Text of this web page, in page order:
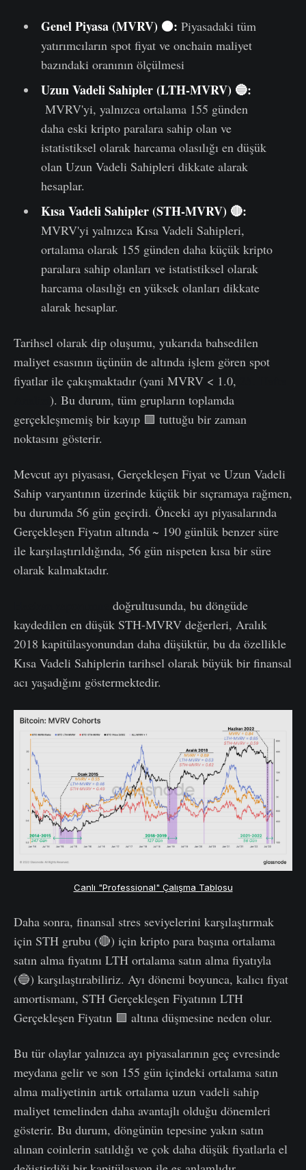
Genel Piyasa (MVRV) 🟠: Piyasadaki tüm
yatırımcıların spot fiyat ve onchain maliyet
bazındaki oranının ölçülmesi
Uzun Vadeli Sahipler (LTH-MVRV) 🔵:
MVRV'yi, yalnızca ortalama 155 günden
daha eski kripto paralara sahip olan ve
istatistiksel olarak harcama olasılığı en düşük
olan Uzun Vadeli Sahipleri dikkate alarak
hesaplar.
Kısa Vadeli Sahipler (STH-MVRV) 🔴:
MVRV'yi yalnızca Kısa Vadeli Sahipleri,
ortalama olarak 155 günden daha küçük kripto
paralara sahip olanları ve istatistiksel olarak
harcama olasılığı en yüksek olanları dikkate
alarak hesaplar.
Tarihsel olarak dip oluşumu, yukarıda bahsedilen
maliyet esasının üçünün de altında işlem gören spot
fiyatlar ile çakışmaktadır (yani MVRV < 1.0,
). Bu durum, tüm grupların toplamda
gerçekleşmemiş bir kayıp 🟪 tuttuğu bir zaman
noktasını gösterir.
Mevcut ayı piyasası, Gerçekleşen Fiyat ve Uzun Vadeli
Sahip varyantının üzerinde küçük bir sıçramaya rağmen,
bu durumda 56 gün geçirdi. Önceki ayı piyasalarında
Gerçekleşen Fiyatın altında ~ 190 günlük benzer süre
ile karşılaştırıldığında, 56 gün nispeten kısa bir süre
olarak kalmaktadır.
doğrultusunda, bu döngüde
kaydedilen en düşük STH-MVRV değerleri, Aralık
2018 kapitülasyonundan daha düşüktür, bu da özellikle
Kısa Vadeli Sahiplerin tarihsel olarak büyük bir finansal
acı yaşadığını göstermektedir.
Canlı "Professional" Çalışma Tablosu
Daha sonra, finansal stres seviyelerini karşılaştırmak
için STH grubu (🔴) için kripto para başına ortalama
satın alma fiyatını LTH ortalama satın alma fiyatıyla
(🔵) karşılaştırabiliriz. Ayı dönemi boyunca, kalıcı fiyat
amortismanı, STH Gerçekleşen Fiyatının LTH
Gerçekleşen Fiyatın 🟪 altına düşmesine neden olur.
Bu tür olaylar yalnızca ayı piyasalarının geç evresinde
meydana gelir ve son 155 gün içindeki ortalama satın
alma maliyetinin artık ortalama uzun vadeli sahip
maliyet temelinden daha avantajlı olduğu dönemleri
gösterir. Bu durum, döngünün tepesine yakın satın
alınan coinlerin satıldığı ve çok daha düşük fiyatlarla el